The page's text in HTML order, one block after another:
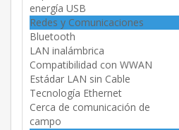
energía USB
Redes y Comunicaciones
Bluetooth
LAN inalámbrica
Compatibilidad con WWAN
Estádar LAN sin Cable
Tecnología Ethernet
Cerca de comunicación de
campo